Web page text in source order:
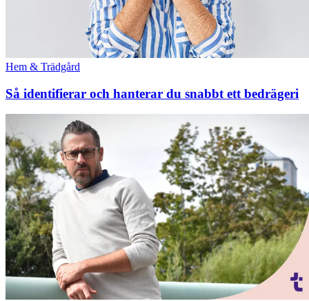
Hem & Trädgård
Så identifierar och hanterar du snabbt ett bedrägeri